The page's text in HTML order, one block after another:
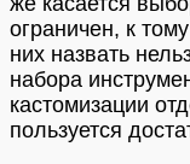
ограничен, к
них назвать
набора
кастомизации
пользуется